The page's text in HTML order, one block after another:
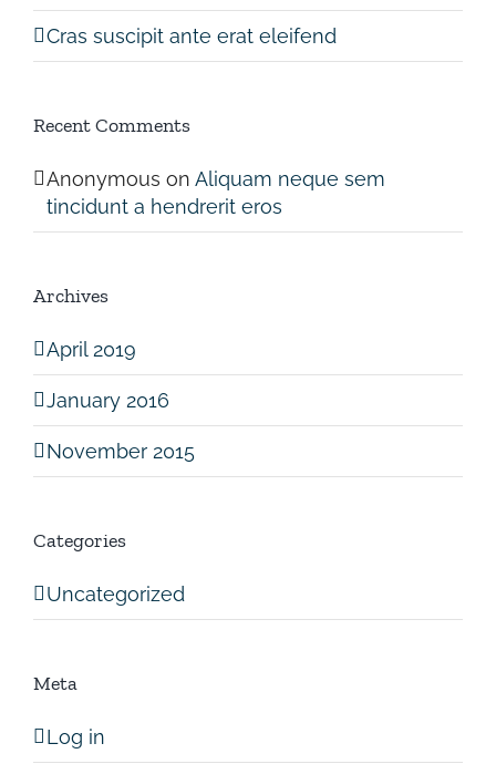
Cras suscipit ante erat eleifend
Recent Comments
Anonymous on Aliquam neque sem
tincidunt a hendrerit eros
Archives
April 2019
January 2016
November 2015
Categories
Uncategorized
Meta
Log in